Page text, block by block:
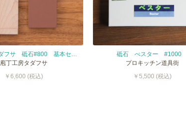
庖丁工房タダフサ
￥6,600 (税込)
砥石 べスター #1000
プロキッチン道具街
￥5,500 (税込)